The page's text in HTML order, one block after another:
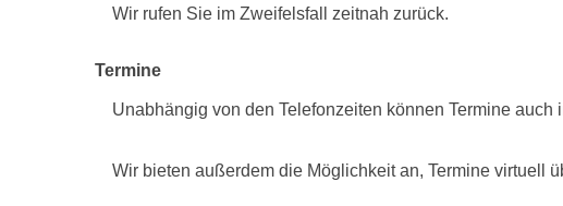
Wir rufen Sie im Zweifelsfall zeitnah zurück.
Termine
Unabhängig von den Telefonzeiten können Termine
Wir bieten außerdem die Möglichkeit an, Termine virtuell